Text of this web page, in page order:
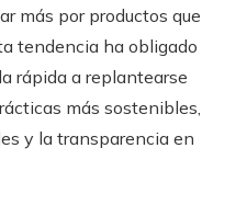
más por productos que
tendencia ha obligado
rápida a replantearse
más sostenibles,
y la transparencia en